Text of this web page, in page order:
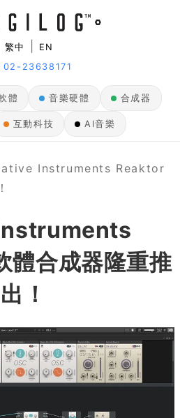
繁中
EN
02-23638171
體 音樂硬體 合成器
互動科技 AI音樂
Instruments Reaktor
體合成器隆重推
出！